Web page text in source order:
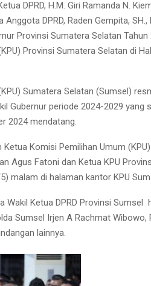
DPRD, H.M. Giri Ramanda N.
Anggota DPRD, Raden Gempita,
Provinsi Sumatera Selatan
Provinsi Sumatera Selatan di
Sumatera Selatan (Sumsel)
Gubernur periode 2024-2029 yang
2024 mendatang.
Komisi Pemilihan Umum
Agus Fatoni dan Ketua KPU
malam di halaman kantor KPU
Wakil Ketua DPRD Provinsi Sumsel
Sumsel Irjen A Rachmat Wibowo,
lainnya.